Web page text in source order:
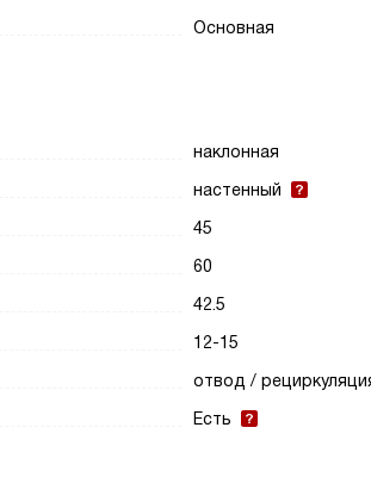
Основная
наклонная
настенный
45
60
42.5
12-15
отвод /
Есть